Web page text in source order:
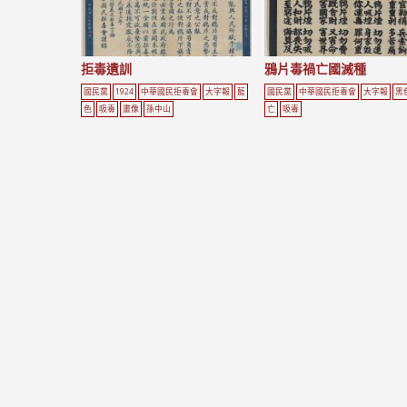
拒毒遺訓
國民黨 1924 中華國民拒毒會 大字報
藍
色
吸毒 畫像 孫中山
鴉片毒禍亡國滅種
國民黨 中華國民拒毒會 大字報
黑
亡
吸毒